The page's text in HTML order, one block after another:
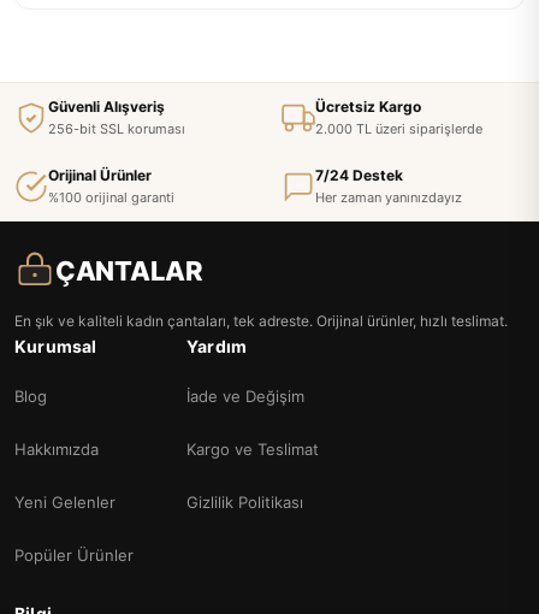
Güvenli Alışveriş
256-bit SSL koruması
Ücretsiz Kargo
2.000 TL üzeri siparişlerde
Orijinal Ürünler
%100 orijinal garanti
7/24 Destek
Her zaman yanınızdayız
ÇANTALAR
En şık ve kaliteli kadın çantaları, tek adreste. Orijinal ürünler, hızlı teslimat.
Kurumsal
Blog
Hakkımızda
Yeni Gelenler
Popüler Ürünler
Yardım
İade ve Değişim
Kargo ve Teslimat
Gizlilik Politikası